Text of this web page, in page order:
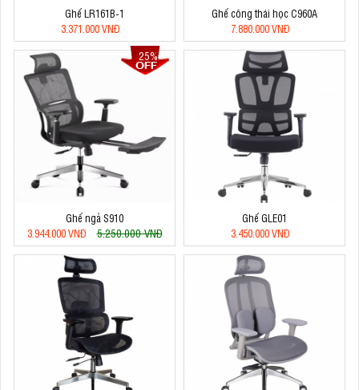
Ghế LR161B-1
3.371.000 VNĐ
Ghế công thái học C960A
7.880.000 VNĐ
25%
Ghế ngả S910
3.944.000 VNĐ
5.250.000 VNĐ
Ghế GLE01
3.450.000 VNĐ